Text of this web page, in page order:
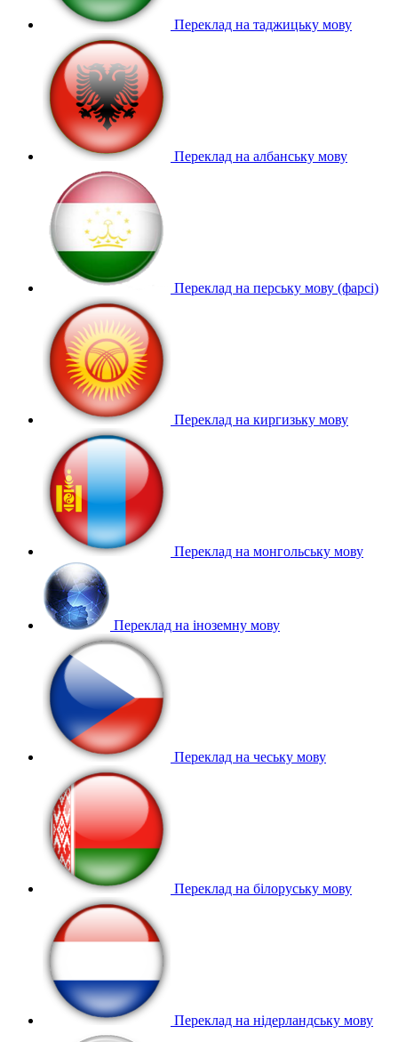
Переклад на таджицьку мову
Переклад на албанську мову
Переклад на перську мову (фарсі)
Переклад на киргизьку мову
Переклад на монгольську мову
Переклад на іноземну мову
Переклад на чеську мову
Переклад на білоруську мову
Переклад на нідерландську мову